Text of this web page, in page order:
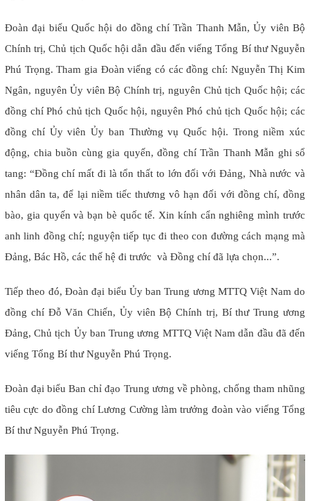
Đoàn đại biểu Quốc hội do đồng chí Trần Thanh Mẫn, Ủy viên Bộ
Chính trị, Chủ tịch Quốc hội dẫn đầu đến viếng Tổng Bí thư Nguyễn
Phú Trọng. Tham gia Đoàn viếng có các đồng chí: Nguyễn Thị Kim
Ngân, nguyên Ủy viên Bộ Chính trị, nguyên Chủ tịch Quốc hội; các
đồng chí Phó chủ tịch Quốc hội, nguyên Phó chủ tịch Quốc hội; các
đồng chí Ủy viên Ủy ban Thường vụ Quốc hội. Trong niềm xúc
động, chia buồn cùng gia quyến, đồng chí Trần Thanh Mẫn ghi sổ
tang: “Đồng chí mất đi là tổn thất to lớn đối với Đảng, Nhà nước và
nhân dân ta, để lại niềm tiếc thương vô hạn đối với đồng chí, đồng
bào, gia quyến và bạn bè quốc tế. Xin kính cẩn nghiêng mình trước
anh linh đồng chí; nguyện tiếp tục đi theo con đường cách mạng mà
Đảng, Bác Hồ, các thế hệ đi trước và Đồng chí đã lựa chọn...”.
Tiếp theo đó, Đoàn đại biểu Ủy ban Trung ương MTTQ Việt Nam do
đồng chí Đỗ Văn Chiến, Ủy viên Bộ Chính trị, Bí thư Trung ương
Đảng, Chủ tịch Ủy ban Trung ương MTTQ Việt Nam dẫn đầu đã đến
viếng Tổng Bí thư Nguyễn Phú Trọng.
Đoàn đại biểu Ban chỉ đạo Trung ương về phòng, chống tham nhũng
tiêu cực do đồng chí Lương Cường làm trưởng đoàn vào viếng Tổng
Bí thư Nguyễn Phú Trọng.